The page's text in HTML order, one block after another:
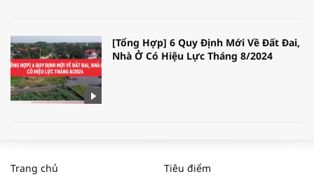
[Tổng Hợp] 6 Quy Định Mới Về Đất Đai,
Nhà Ở Có Hiệu Lực Tháng 8/2024
NAM NĂM 2024 VÀ NĂM 2025 | NHỊP
ĐẬP THỊ TRƯỜNG #62
Trang chủ Tiêu điểm